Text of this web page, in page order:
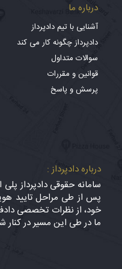
درباره ما
آشنایی با تیم دادپرداز
دادپرداز چگونه کار می کند
سوالات متداول
قوانین و مقررات
پرسش و پاسخ
درباره دادپرداز :
سامانه حقوقی دادپرداز
پس از طی مراحل تایید
خود، از نظرات تخصصی
ما در طی این مسیر در کنار